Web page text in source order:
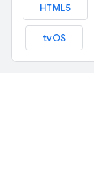
HTML5
tvOS